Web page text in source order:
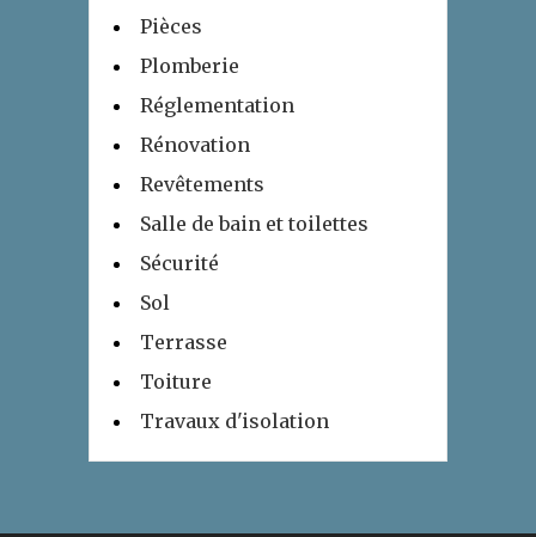
Pièces
Plomberie
Réglementation
Rénovation
Revêtements
Salle de bain et toilettes
Sécurité
Sol
Terrasse
Toiture
Travaux d'isolation